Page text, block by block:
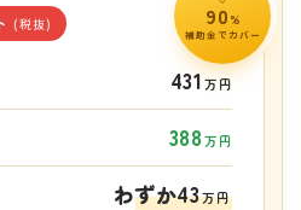
(税抜)
431万円
388 万円
わずか43万円
90 %
補助金でカバー